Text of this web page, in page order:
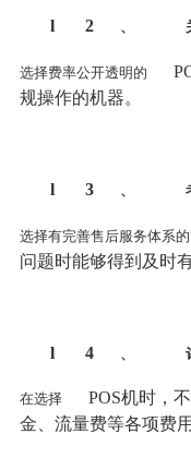
l 2 、
选择费率公开透明的
规操作的机器。
l 3 、
选择有完善售后服务体系的
问题时能够得到及时
l 4 、
在选择
POS机时，
金、流量费等各项费